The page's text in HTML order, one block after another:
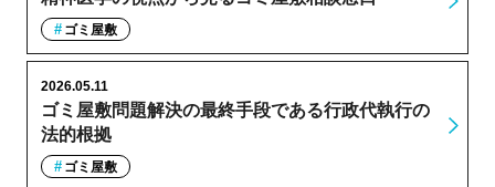
ゴミ屋敷
ゴミ屋敷問題解決の最終手段である行政代執行の
法的根拠
2026.05.11
ゴミ屋敷